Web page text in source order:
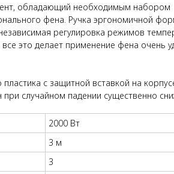
обладающий необходимым набором
фена. Ручка эргономичной
регулировка режимов
это делает применение фена очень
с защитной вставкой на
случайном падении существенно
2000 Вт
3 м
3